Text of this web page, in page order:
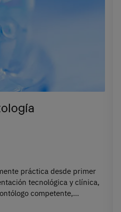
práctica desde primer
tecnológica y clínica,
competente,